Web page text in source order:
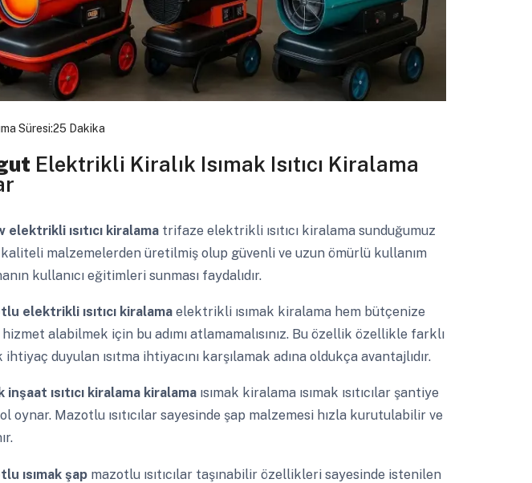
Süresi:25 Dakika
Elektrikli Kiralık Isımak Isıtıcı Kiralama
elektrikli ısıtıcı kiralama trifaze elektrikli ısıtıcı kiralama sunduğumuz
kaliteli malzemelerden üretilmiş olup güvenli ve uzun ömürlü kullanım
kullanıcı eğitimleri sunması faydalıdır.
elektrikli ısıtıcı kiralama elektrikli ısımak kiralama hem bütçenize
alabilmek için bu adımı atlamamalısınız. Bu özellik özellikle farklı
duyulan ısıtma ihtiyacını karşılamak adına oldukça avantajlıdır.
inşaat ısıtıcı kiralama kiralama ısımak kiralama ısımak ısıtıcılar şantiye
oynar. Mazotlu ısıtıcılar sayesinde şap malzemesi hızla kurutulabilir ve
ısımak şap mazotlu ısıtıcılar taşınabilir özellikleri sayesinde istenilen